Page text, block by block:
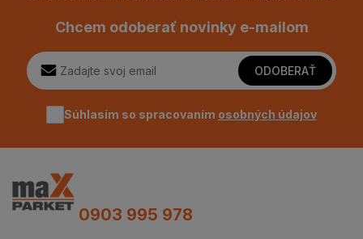
Chcem odoberať novinky e-mailom
ODOBERAŤ
Súhlasím so spracovaním osobných údajov
0903 995 978